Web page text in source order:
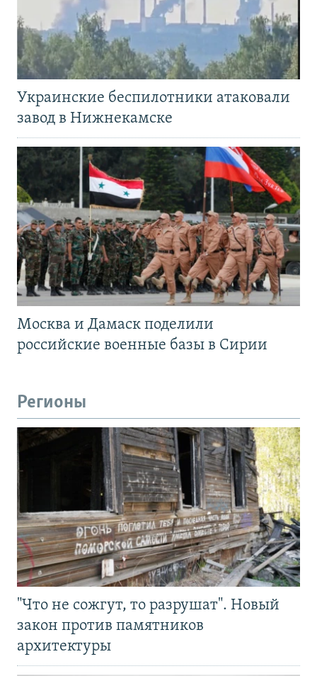
Украинские беспилотники атаковали
завод в Нижнекамске
Москва и Дамаск поделили
российские военные базы в Сирии
Регионы
"Что не сожгут, то разрушат". Новый
закон против памятников
архитектуры